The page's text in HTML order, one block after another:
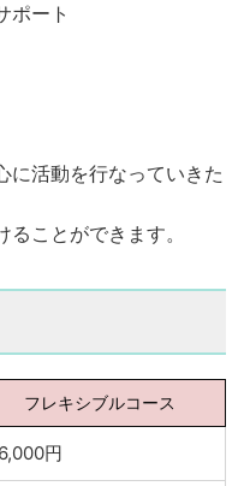
ポート
に活動を行なっていきた
ことができます。
フレキシブルコース
円